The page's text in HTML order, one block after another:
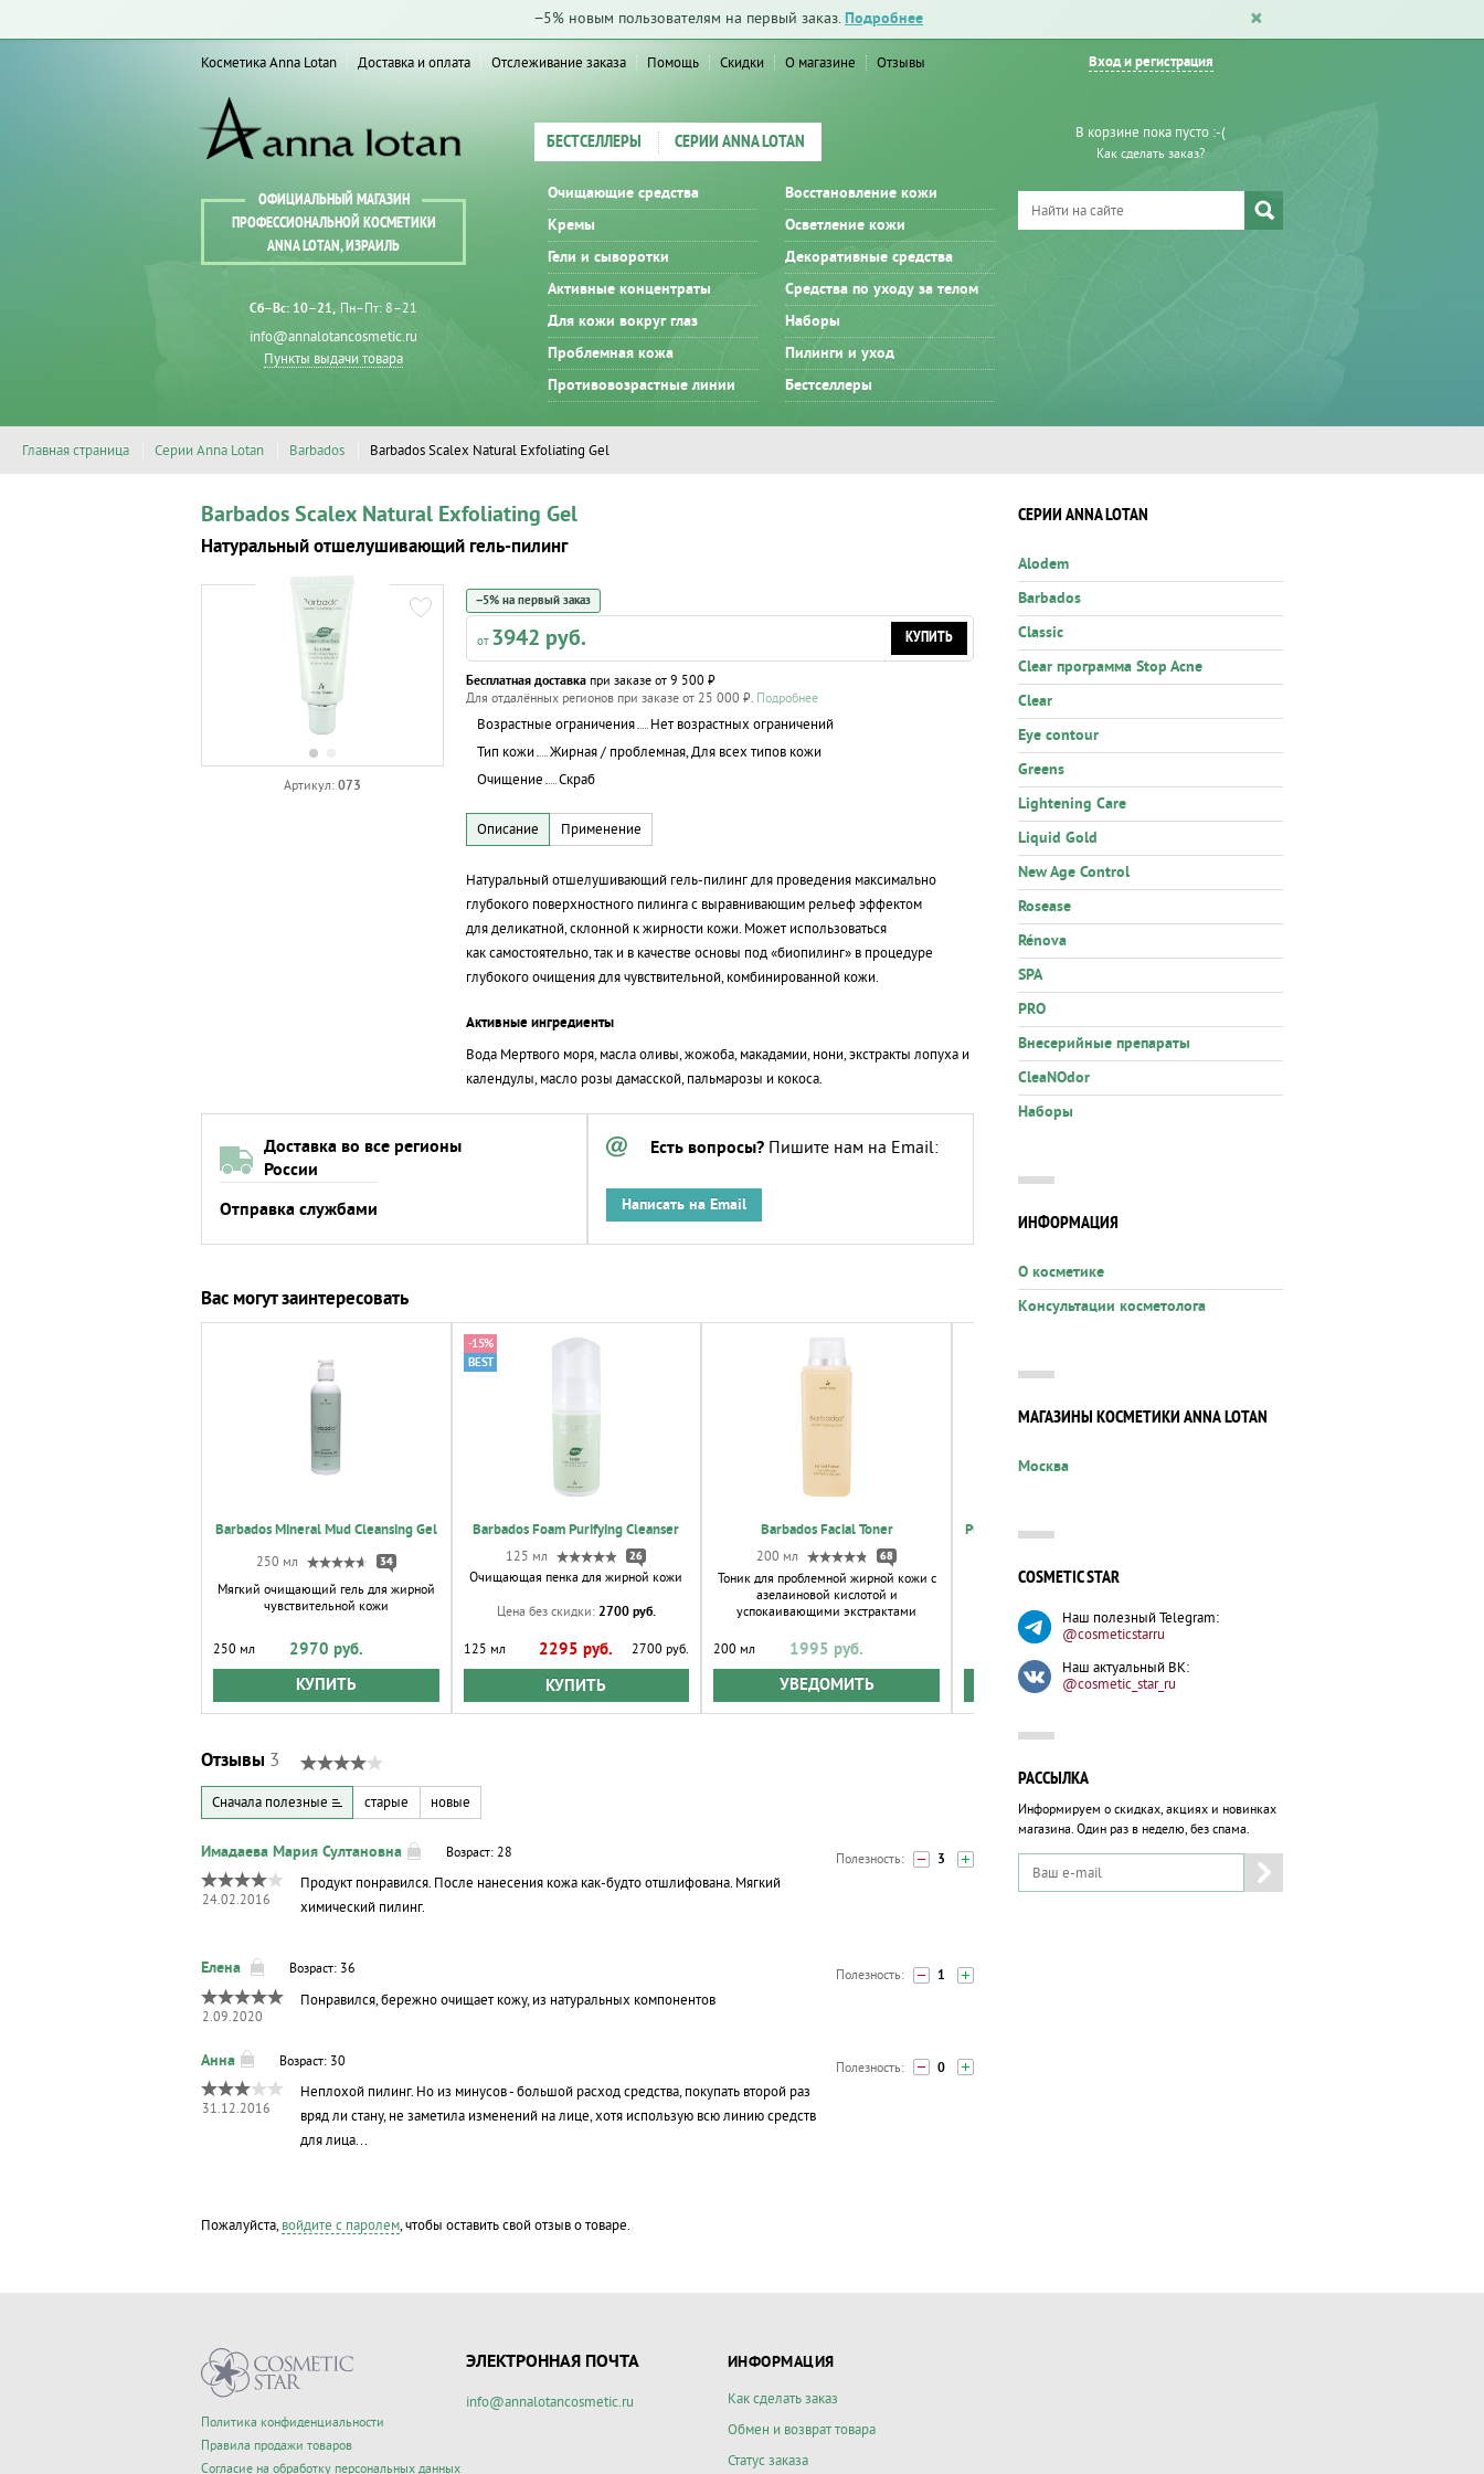
−5% новым пользователям на первый заказ. Подробнее
Вход и регистрация
Косметика Anna Lotan Доставка и оплата Отслеживание заказа Помощь Скидки О магазине Отзывы
ОФИЦИАЛЬНЫЙ МАГАЗИН
ПРОФЕССИОНАЛЬНОЙ КОСМЕТИКИ
ANNA LOTAN, ИЗРАИЛЬ
Пн–Пт: 8–21
Сб–Вс: 10–21
info@annalotancosmetic.ru
Пункты выдачи товара
БЕСТСЕЛЛЕРЫ СЕРИИ ANNA LOTAN
Очищающие средства
Кремы
Гели и сыворотки
Активные концентраты
Для кожи вокруг глаз
Проблемная кожа
Противовозрастные линии
Восстановление кожи
Осветление кожи
Декоративные средства
Средства по уходу за телом
Наборы
Пилинги и уход
Бестселлеры
В корзине пока пусто :-(
Как сделать заказ?
Главная страница Серии Anna Lotan Barbados Barbados Scalex Natural Exfoliating Gel
Barbados Scalex Natural Exfoliating Gel
Натуральный отшелушивающий гель-пилинг
Артикул: 073
−5% на первый заказ
3942 руб. КУПИТЬ
Бесплатная доставка при заказе от 9 500 ₽
Для отдалённых регионов при заказе от 25 000 ₽. Подробнее
Возрастные ограничения
Нет возрастных ограничений
Тип кожи
Жирная / проблемная, Для всех типов кожи
Очищение
Скраб
Натуральный отшелушивающий гель-пилинг для проведения максимально
глубокого поверхностного пилинга с выравнивающим рельеф эффектом
для деликатной, склонной к жирности кожи. Может использоваться
как самостоятельно, так и в качестве основы под «биопилинг» в процедуре
глубокого очищения для чувствительной, комбинированной кожи.
Активные ингредиенты
Вода Мертвого моря, масла оливы, жожоба, макадамии, нони, экстракты лопуха и
календулы, масло розы дамасской, пальмарозы и кокоса.
Доставка во все регионы
России
Отправка службами
Есть вопросы? Пишите нам на Email:
Написать на Email
Вас могут заинтересовать
Barbados Mineral Mud Cleansing Gel
250 мл 34
Мягкий очищающий гель для жирной
чувствительной кожи
250 мл
2970 руб.
КУПИТЬ
Barbados Foam Purifying Cleanser
125 мл 26
Очищающая пенка для жирной кожи
Цена без скидки: 2700 руб.
-15%
125 мл 2295 руб. 2700 руб.
КУПИТЬ
Barbados Facial Toner
200 мл 68
Тоник для проблемной жирной кожи с
азелаиновой кислотой и
успокаивающими экстрактами
200 мл
1995 руб.
УВЕДОМИТЬ
Pure Soothing Aloe Vera Natural Gel
КУПИТЬ
Отзывы 3
Сначала полезные старые новые
3
Возраст: 28
24.02.2016
Продукт понравился. После нанесения кожа как-будто отшлифована. Мягкий
химический пилинг.
1
Возраст: 36
2.09.2020
Понравился, бережно очищает кожу, из натуральных компонентов
0
Возраст: 30
31.12.2016
Неплохой пилинг. Но из минусов - большой расход средства, покупать второй раз
вряд ли стану, не заметила изменений на лице, хотя использую всю линию средств
для лица...
Пожалуйста, войдите с паролем, чтобы оставить свой отзыв о товаре.
СЕРИИ ANNA LOTAN
Alodem
Barbados
Classic
Clear программа Stop Acne
Clear
Eye contour
Greens
Lightening Care
Liquid Gold
New Age Control
Rosease
Rénova
SPA
PRO
Внесерийные препараты
CleaNOdor
Наборы
ИНФОРМАЦИЯ
О косметике
Консультации косметолога
МАГАЗИНЫ КОСМЕТИКИ ANNA LOTAN
Москва
COSMETIC STAR
Наш полезный Telegram:
@cosmeticstarru
Наш актуальный ВК:
@cosmetic_star_ru
РАССЫЛКА
Информируем о скидках, акциях и новинках
магазина. Один раз в неделю, без спама.
Политика конфиденциальности
Правила продажи товаров
Согласие на обработку персональных данных
ЭЛЕКТРОННАЯ ПОЧТА
info@annalotancosmetic.ru
ИНФОРМАЦИЯ
Как сделать заказ
Обмен и возврат товара
Статус заказа